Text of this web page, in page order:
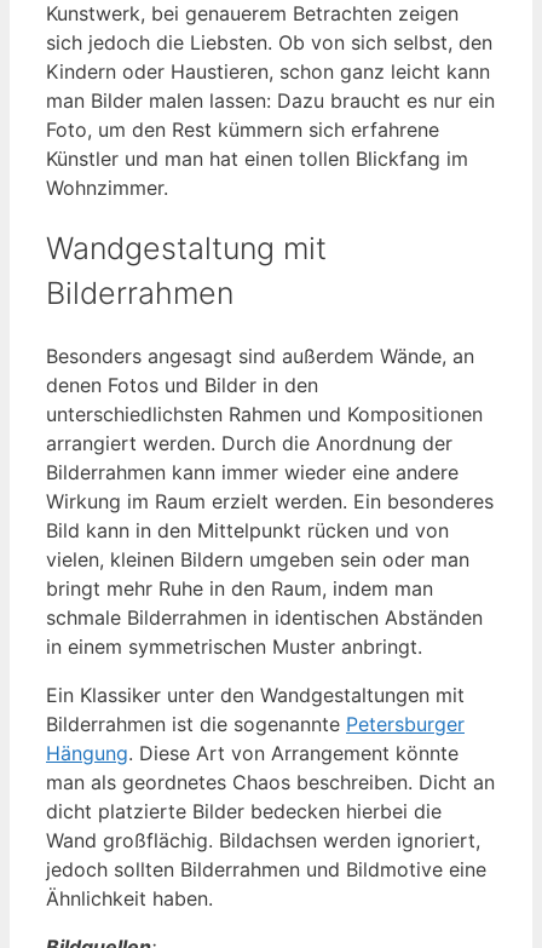
Kunstwerk, bei genauerem Betrachten zeigen
sich jedoch die Liebsten. Ob von sich selbst, den
Kindern oder Haustieren, schon ganz leicht kann
man Bilder malen lassen: Dazu braucht es nur ein
Foto, um den Rest kümmern sich erfahrene
Künstler und man hat einen tollen Blickfang im
Wohnzimmer.
Wandgestaltung mit
Bilderrahmen
Besonders angesagt sind außerdem Wände, an
denen Fotos und Bilder in den
unterschiedlichsten Rahmen und Kompositionen
arrangiert werden. Durch die Anordnung der
Bilderrahmen kann immer wieder eine andere
Wirkung im Raum erzielt werden. Ein besonderes
Bild kann in den Mittelpunkt rücken und von
vielen, kleinen Bildern umgeben sein oder man
bringt mehr Ruhe in den Raum, indem man
schmale Bilderrahmen in identischen Abständen
in einem symmetrischen Muster anbringt.
Ein Klassiker unter den Wandgestaltungen mit
Bilderrahmen ist die sogenannte Petersburger
Hängung. Diese Art von Arrangement könnte
man als geordnetes Chaos beschreiben. Dicht an
dicht platzierte Bilder bedecken hierbei die
Wand großflächig. Bildachsen werden ignoriert,
jedoch sollten Bilderrahmen und Bildmotive eine
Ähnlichkeit haben.